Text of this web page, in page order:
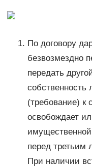
По договору
безвозмездно
передать
собственность
(требование) к
освобождает
перед третьим
При наличии